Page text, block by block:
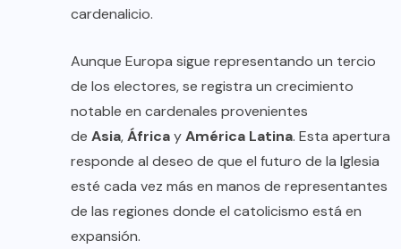
cardenalicio.
Aunque Europa sigue representando un tercio
de los electores, se registra un crecimiento
notable en cardenales provenientes
de Asia,ÁfricayAmérica Latina. Esta apertura
responde al deseo de que el futuro de la Iglesia
esté cada vez más en manos de representantes
de las regiones donde el catolicismo está en
expansión.